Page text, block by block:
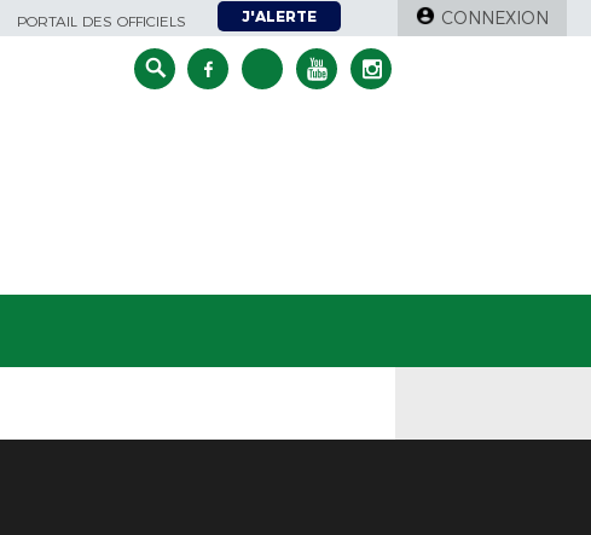
PORTAIL DES OFFICIELS J'ALERTE CONNEXION